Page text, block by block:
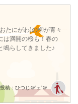
の好立地
つの外湯に宿泊中何度
そば、徒歩約1分。街
合間にぜひ当館のお風
もご用意！
をご用意いたしており
ただけます。
たにがわ)の柳が青々
は満開の桜も！春の
鳴らしてきました♪
投稿：ひつじ＠'ェ'＠